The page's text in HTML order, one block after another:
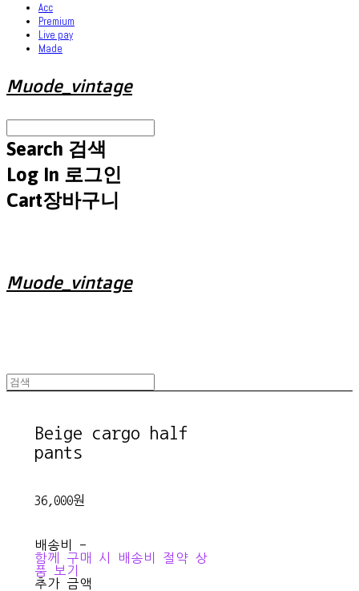
Acc
Premium
Live pay
Made
Muode_vintage
Search 검색
Log In 로그인
Cart장바구니
Muode_vintage
Beige cargo half
pants
36,000원
배송비 -
함께 구매 시 배송비 절약 상
품 보기
추가 금액